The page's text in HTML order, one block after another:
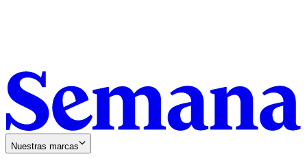
Nuestras marcas